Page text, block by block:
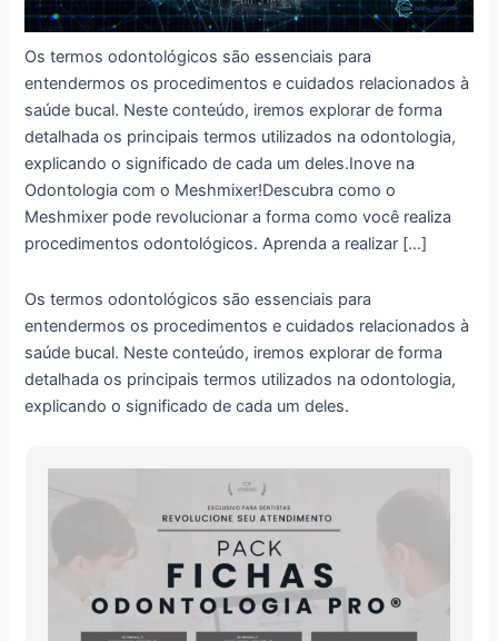
Os termos odontológicos são essenciais para
entendermos os procedimentos e cuidados relacionados à
saúde bucal. Neste conteúdo, iremos explorar de forma
detalhada os principais termos utilizados na odontologia,
explicando o significado de cada um deles.Inove na
Odontologia com o Meshmixer!Descubra como o
Meshmixer pode revolucionar a forma como você realiza
procedimentos odontológicos. Aprenda a realizar […]
Os termos odontológicos são essenciais para
entendermos os procedimentos e cuidados relacionados à
saúde bucal. Neste conteúdo, iremos explorar de forma
detalhada os principais termos utilizados na odontologia,
explicando o significado de cada um deles.